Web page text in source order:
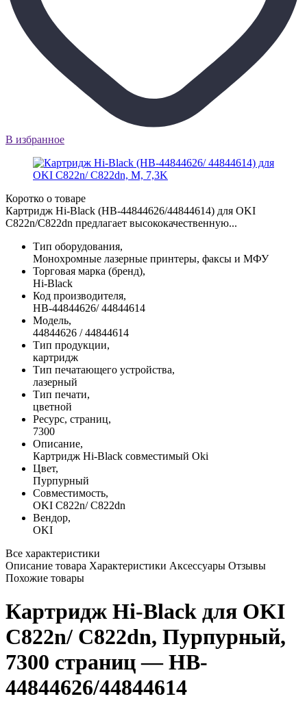
В избранное
Коротко о товаре
Картридж Hi-Black (HB-44844626/44844614) для OKI
C822n/C822dn предлагает высококачественную...
Тип оборудования,
Монохромные лазерные принтеры, факсы и МФУ
Торговая марка (бренд),
Hi-Black
Код производителя,
HB-44844626/ 44844614
Модель,
44844626 / 44844614
Тип продукции,
картридж
Тип печатающего устройства,
лазерный
Тип печати,
цветной
Ресурс, страниц,
7300
Описание,
Картридж Hi-Black совместимый Oki
Цвет,
Пурпурный
Совместимость,
OKI C822n/ C822dn
Вендор,
OKI
Все характеристики
Описание товара Характеристики Аксессуары Отзывы
Похожие товары
Картридж Hi-Black для OKI
C822n/ C822dn, Пурпурный,
7300 страниц — HB-
44844626/44844614